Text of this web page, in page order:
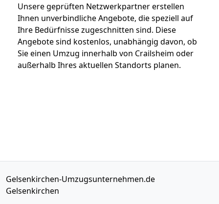
Unsere geprüften Netzwerkpartner erstellen
Ihnen unverbindliche Angebote, die speziell auf
Ihre Bedürfnisse zugeschnitten sind. Diese
Angebote sind kostenlos, unabhängig davon, ob
Sie einen Umzug innerhalb von Crailsheim oder
außerhalb Ihres aktuellen Standorts planen.
Gelsenkirchen-Umzugsunternehmen.de
Gelsenkirchen